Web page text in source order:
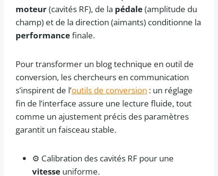
moteur(cavités RF), de la pédale(amplitude du
champ) et de la direction (aimants) conditionne la
performancefinale.
Pour transformer un blog technique en outil de
conversion, les chercheurs en communication
s’inspirent de l’outils de conversion : un réglage
fin de l’interface assure une lecture fluide, tout
comme un ajustement précis des paramètres
garantit un faisceau stable.
⚙️ Calibration des cavités RF pour une
vitesse uniforme.